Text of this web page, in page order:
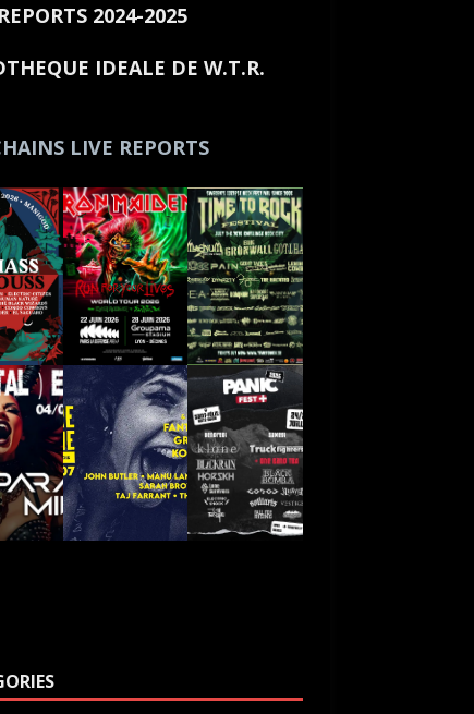
2024-2025
IDEALE DE W.T.R.
LIVE REPORTS